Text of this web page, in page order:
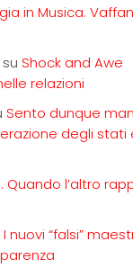
in Musica.
su Shock and Awe
relazioni
Sento dunque
degli stati
Quando l’altro
I nuovi “falsi”